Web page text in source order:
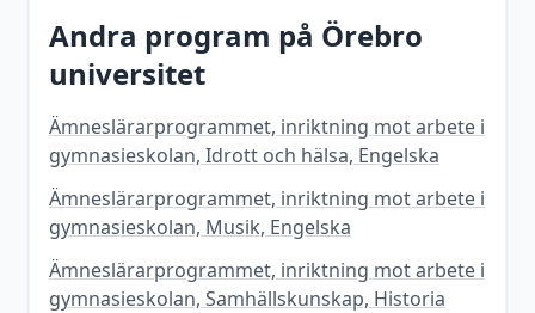
Andra program på Örebro
universitet
Ämneslärarprogrammet, inriktning mot arbete i
gymnasieskolan, Idrott och hälsa, Engelska
Ämneslärarprogrammet, inriktning mot arbete i
gymnasieskolan, Musik, Engelska
Ämneslärarprogrammet, inriktning mot arbete i
gymnasieskolan, Samhällskunskap, Historia